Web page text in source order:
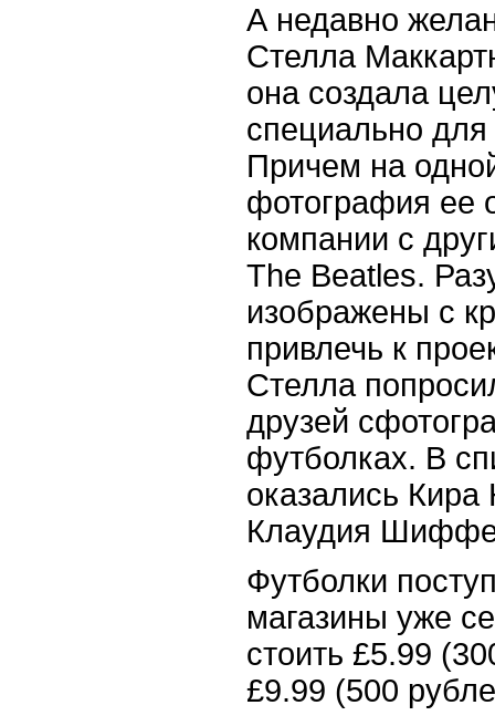
А недавно
Стелла
она создала
специально
Причем на
фотография ее
компании с
The Beatles.
изображены с
привлечь к
Стелла
друзей
футболках. В
оказались Кира
Клаудия
Футболки
магазины уже
стоить £5.99
£9.99 (500